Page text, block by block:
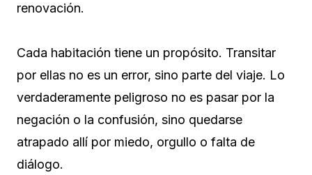
renovación.
Cada habitación tiene un propósito. Transitar
por ellas no es un error, sino parte del viaje. Lo
verdaderamente peligroso no es pasar por la
negación o la confusión, sino quedarse
atrapado allí por miedo, orgullo o falta de
diálogo.